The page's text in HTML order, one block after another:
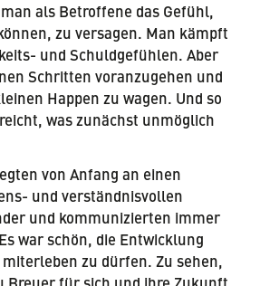
als Betroffene das Gefühl,
zu versagen. Man kämpft
und Schuldgefühlen. Aber
Schritten voranzugehen und
Happen zu wagen. Und so
was zunächst unmöglich
von Anfang an einen
und verständnisvollen
und kommunizierten immer
war schön, die Entwicklung
zu dürfen. Zu sehen,